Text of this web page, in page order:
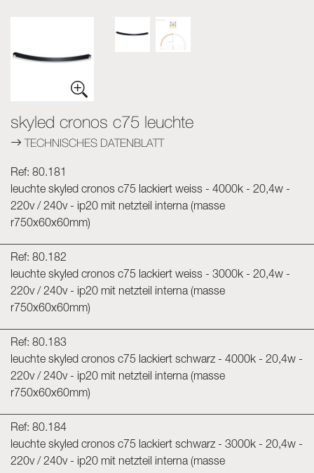
Neolight - Technische Design-Leuchten
Dreiphasen-Schiene (230V)
24V-Minischiene
Spotlights und Downlights
skyled cronos c75 leuchte
TECHNISCHES DATENBLATT
Ref: 80.181
leuchte skyled cronos c75 lackiert weiss - 4000k - 20,4w -
220v / 240v - ip20 mit netzteil interna (masse
r750x60x60mm)
Ref: 80.182
leuchte skyled cronos c75 lackiert weiss - 3000k - 20,4w -
220v / 240v - ip20 mit netzteil interna (masse
r750x60x60mm)
Ref: 80.183
leuchte skyled cronos c75 lackiert schwarz - 4000k - 20,4w -
220v / 240v - ip20 mit netzteil interna (masse
r750x60x60mm)
Ref: 80.184
leuchte skyled cronos c75 lackiert schwarz - 3000k - 20,4w -
220v / 240v - ip20 mit netzteil interna (masse